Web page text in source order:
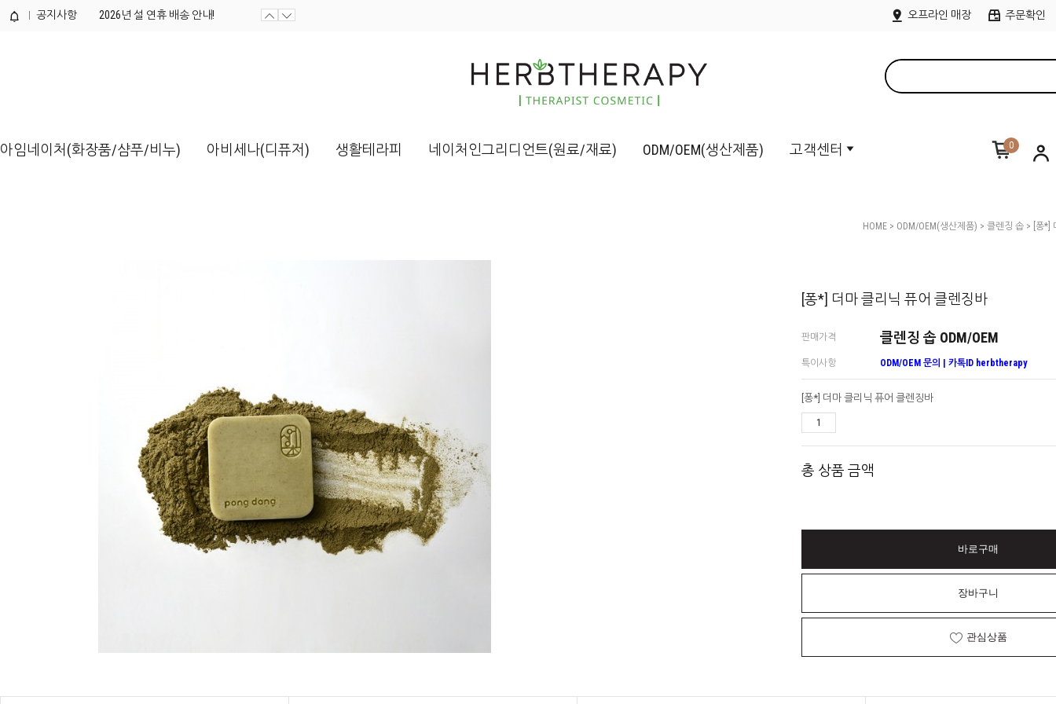
공지사항
2026년 설 연휴 배송 안내!
오프라인 매장 주문확인
아임네이처(화장품/샴푸/비누) 아비세나(디퓨저) 생활테라피 네이처인그리디언트(원료/재료) ODM/OEM(생산제품) 고객센터 0
HOME > ODM/OEM(생산제품) > 클렌징 솝 > [퐁*]
[퐁*] 더마 클리닉 퓨어 클렌징바
판매가격 클렌징 솝 ODM/OEM
특이사항 ODM/OEM 문의 | 카톡ID herbtherapy
[퐁*] 더마 클리닉 퓨어 클렌징바
총 상품 금액
바로구매
장바구니
관심상품